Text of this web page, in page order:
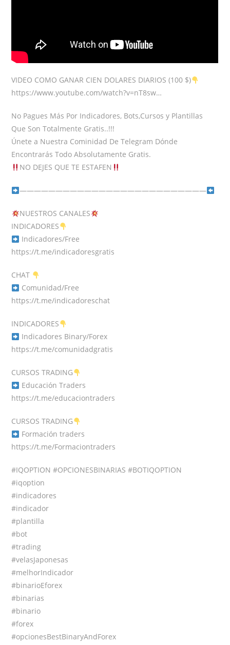
VIDEO COMO GANAR CIEN DOLARES DIARIOS (100 $)
https://www.youtube.com/watch?v=nT8sw…
No Pagues Más Por Indicadores, Bots,Cursos y Plantillas
Que Son Totalmente Gratis..!!!
Únete a Nuestra Cominidad De Telegram Dónde
Encontrarás Todo Absolutamente Gratis.
NO DEJES QUE TE ESTAFEN
——————————————————————————
NUESTROS CANALES
INDICADORES
Indicadores/Free
https://t.me/indicadoresgratis
CHAT
Comunidad/Free
https://t.me/indicadoreschat
INDICADORES
Indicadores Binary/Forex
https://t.me/comunidadgratis
CURSOS TRADING
Educación Traders
https://t.me/educaciontraders
CURSOS TRADING
Formación traders
https://t.me/Formaciontraders
#IQOPTION #OPCIONESBINARIAS #BOTIQOPTION
#iqoption
#indicadores
#indicador
#plantilla
#bot
#trading
#velasJaponesas
#melhorIndicador
#binarioEforex
#binarias
#binario
#forex
#opcionesBestBinaryAndForex